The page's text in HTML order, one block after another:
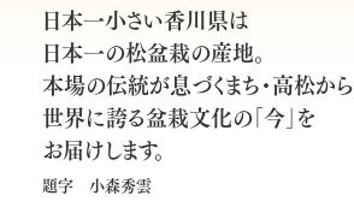
日本一小さい香川県は
日本一の松盆栽の産地。
本場の伝統が息づくまち・高松から
世界に誇る盆栽文化の「今」を
お届けします。
題字 小森秀雲